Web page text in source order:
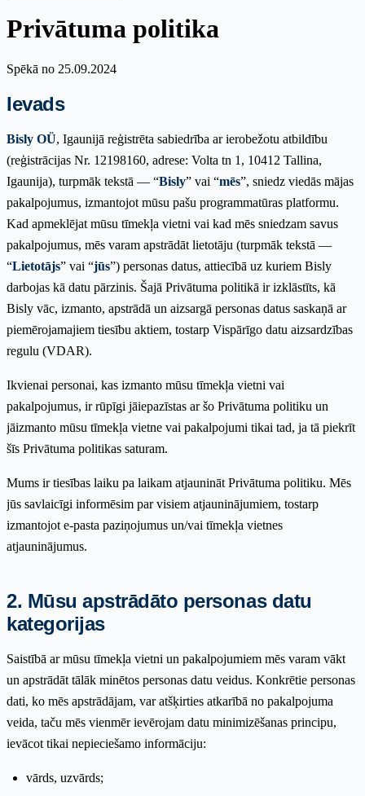
Privātuma politika
Spēkā no 25.09.2024
Ievads
Bisly OÜ, Igaunijā reģistrēta sabiedrība ar ierobežotu atbildību
(reģistrācijas Nr. 12198160, adrese: Volta tn 1, 10412 Tallina,
Igaunija), turpmāk tekstā — “Bisly” vai “mēs”, sniedz viedās mājas
pakalpojumus, izmantojot mūsu pašu programmatūras platformu.
Kad apmeklējat mūsu tīmekļa vietni vai kad mēs sniedzam savus
pakalpojumus, mēs varam apstrādāt lietotāju (turpmāk tekstā —
“Lietotājs” vai “jūs”) personas datus, attiecībā uz kuriem Bisly
darbojas kā datu pārzinis. Šajā Privātuma politikā ir izklāstīts, kā
Bisly vāc, izmanto, apstrādā un aizsargā personas datus saskaņā ar
piemērojamajiem tiesību aktiem, tostarp Vispārīgo datu aizsardzības
regulu (VDAR).
Ikvienai personai, kas izmanto mūsu tīmekļa vietni vai
pakalpojumus, ir rūpīgi jāiepazīstas ar šo Privātuma politiku un
jāizmanto mūsu tīmekļa vietne vai pakalpojumi tikai tad, ja tā piekrīt
šīs Privātuma politikas saturam.
Mums ir tiesības laiku pa laikam atjaunināt Privātuma politiku. Mēs
jūs savlaicīgi informēsim par visiem atjauninājumiem, tostarp
izmantojot e-pasta paziņojumus un/vai tīmekļa vietnes
atjauninājumus.
2. Mūsu apstrādāto personas datu
kategorijas
Saistībā ar mūsu tīmekļa vietni un pakalpojumiem mēs varam vākt
un apstrādāt tālāk minētos personas datu veidus. Konkrētie personas
dati, ko mēs apstrādājam, var atšķirties atkarībā no pakalpojuma
veida, taču mēs vienmēr ievērojam datu minimizēšanas principu,
ievācot tikai nepieciešamo informāciju:
vārds, uzvārds;